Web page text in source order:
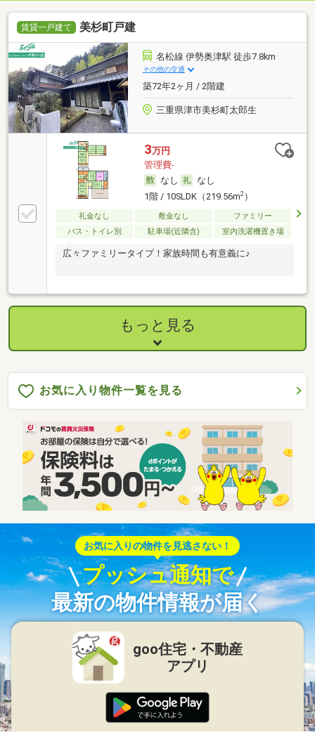
賃貸一戸建て 美杉町戸建
名松線 伊勢奥津駅 徒歩7.8km
その他の交通
築72年2ヶ月 / 2階建
三重県津市美杉町太郎生
3万円
管理費-
なし
なし
1階 / 10SLDK（219.56m2）
礼金なし 敷金なし
ファミリー
バス・トイレ別
駐車場(近隣含) 室内洗濯機置き場
広々ファミリータイプ！家族時間も有意義に♪
もっと見る
お気に入り物件一覧を見る
お気に入りの物件を見逃さない！
プッシュ通知で
最新の物件情報が届く
goo住宅・不動産
アプリ